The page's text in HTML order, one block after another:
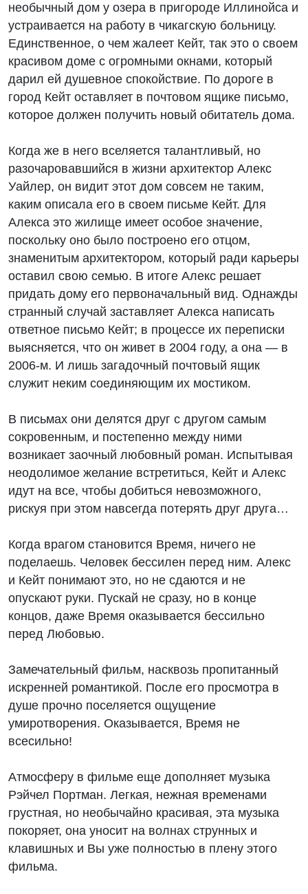
необычный дом у озера в пригороде Иллинойса и
устраивается на работу в чикагскую больницу.
Единственное, о чем жалеет Кейт, так это о своем
красивом доме с огромными окнами, который
дарил ей душевное спокойствие. По дороге в
город Кейт оставляет в почтовом ящике письмо,
которое должен получить новый обитатель дома.
Когда же в него вселяется талантливый, но
разочаровавшийся в жизни архитектор Алекс
Уайлер, он видит этот дом совсем не таким,
каким описала его в своем письме Кейт. Для
Алекса это жилище имеет особое значение,
поскольку оно было построено его отцом,
знаменитым архитектором, который ради карьеры
оставил свою семью. В итоге Алекс решает
придать дому его первоначальный вид. Однажды
странный случай заставляет Алекса написать
ответное письмо Кейт; в процессе их переписки
выясняется, что он живет в 2004 году, а она — в
2006-м. И лишь загадочный почтовый ящик
служит неким соединяющим их мостиком.
В письмах они делятся друг с другом самым
сокровенным, и постепенно между ними
возникает заочный любовный роман. Испытывая
неодолимое желание встретиться, Кейт и Алекс
идут на все, чтобы добиться невозможного,
рискуя при этом навсегда потерять друг друга…
Когда врагом становится Время, ничего не
поделаешь. Человек бессилен перед ним. Алекс
и Кейт понимают это, но не сдаются и не
опускают руки. Пускай не сразу, но в конце
концов, даже Время оказывается бессильно
перед Любовью.
Замечательный фильм, насквозь пропитанный
искренней романтикой. После его просмотра в
душе прочно поселяется ощущение
умиротворения. Оказывается, Время не
всесильно!
Атмосферу в фильме еще дополняет музыка
Рэйчел Портман. Легкая, нежная временами
грустная, но необычайно красивая, эта музыка
покоряет, она уносит на волнах струнных и
клавишных и Вы уже полностью в плену этого
фильма.